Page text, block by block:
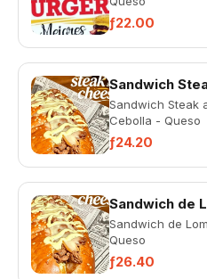
ƒ22.00
Sandwich
Sandwich Steak
Cebolla - Queso
ƒ24.20
Sandwich de
Sandwich de
Queso
ƒ26.40